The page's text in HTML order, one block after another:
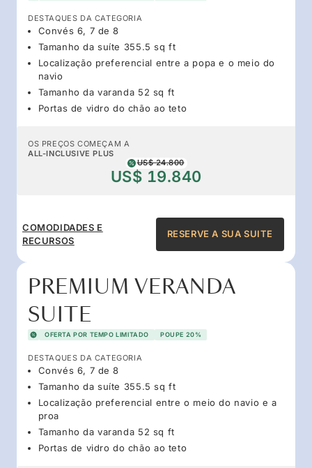
DESTAQUES DA CATEGORIA
Convés 6, 7 de 8
Tamanho da suíte 355.5 sq ft
Localização preferencial entre a popa e o meio do
navio
Tamanho da varanda 52 sq ft
Portas de vidro do chão ao teto
OS PREÇOS COMEÇAM A
ALL-INCLUSIVE PLUS
US$ 24.800
US$ 19.840
COMODIDADES E
RECURSOS
RESERVE A SUA SUITE
PREMIUM VERANDA
SUITE
OFERTA POR TEMPO LIMITADO POUPE 20%
DESTAQUES DA CATEGORIA
Convés 6, 7 de 8
Tamanho da suíte 355.5 sq ft
Localização preferencial entre o meio do navio e a
proa
Tamanho da varanda 52 sq ft
Portas de vidro do chão ao teto